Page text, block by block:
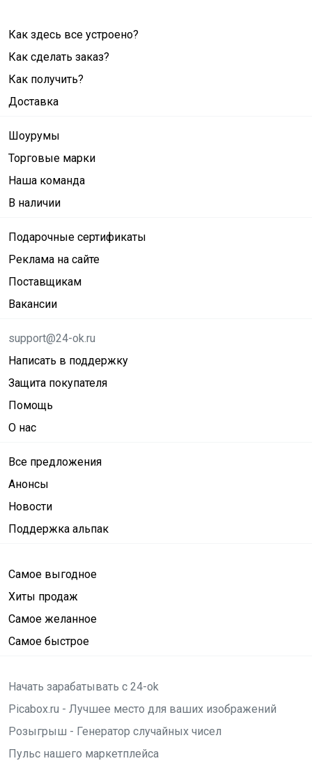
Как здесь все устроено?
Как сделать заказ?
Как получить?
Доставка
Шоурумы
Торговые марки
Наша команда
В наличии
Подарочные сертификаты
Реклама на сайте
Поставщикам
Вакансии
support@24-ok.ru
Написать в поддержку
Защита покупателя
Помощь
О нас
Все предложения
Анонсы
Новости
Поддержка альпак
Самое выгодное
Хиты продаж
Самое желанное
Самое быстрое
Начать зарабатывать с 24-ok
Picabox.ru - Лучшее место для ваших изображений
Розыгрыш - Генератор случайных чисел
Пульс нашего маркетплейса